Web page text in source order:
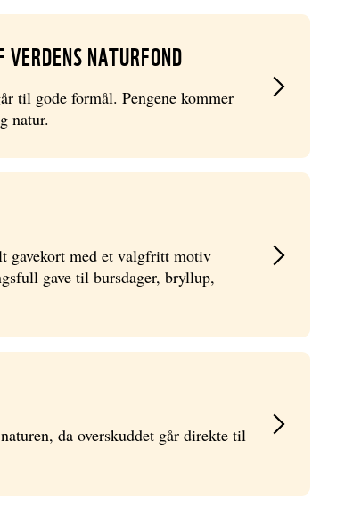
NATURFOND
til gode formål. Pengene kommer
natur.
gavekort med et valgfritt motiv
gave til bursdager, bryllup,
da overskuddet går direkte til